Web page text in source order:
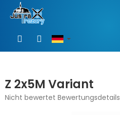
springen
Z 2x5M Variant
Die
Nicht bewertet Bewertungsdetails